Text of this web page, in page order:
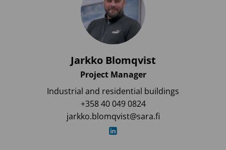
Jarkko Blomqvist
Project Manager
Industrial and residential buildings
+358 40 049 0824
jarkko.blomqvist@sara.fi